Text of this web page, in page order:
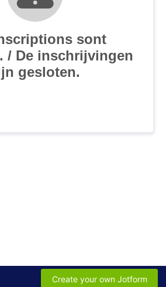
sont
/ De inschrijvingen
gesloten.
Create your own Jotform